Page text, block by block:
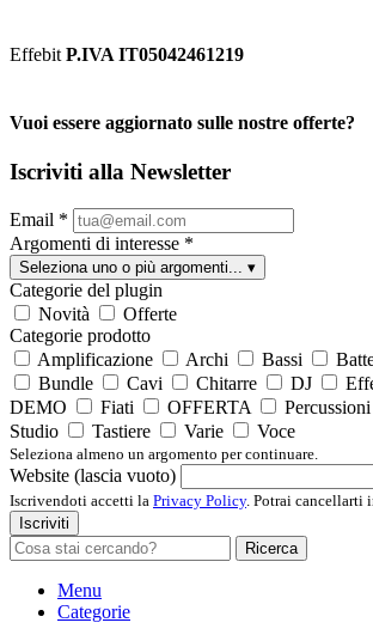
Effebit P.IVA IT05042461219
Vuoi essere aggiornato sulle nostre offerte?
Iscriviti alla Newsletter
Email *
Argomenti di interesse *
Seleziona uno o più argomenti... ▾
Categorie del plugin
Novità
Offerte
Categorie prodotto
Amplificazione
Archi Bassi
Bundle
Cavi Chitarre DJ
DEMO
Fiati OFFERTA Percussioni
Studio
Tastiere Varie Voce
Seleziona almeno un argomento per continuare.
Website (lascia vuoto)
Iscrivendoti accetti la Privacy Policy. Potrai cancellarti
Iscriviti
Ricerca
Menu
Categorie